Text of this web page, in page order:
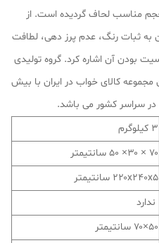
مناسب لحاف گردیده است. از
ﺛﺒﺎت رﻧﮓ، ﻋﺪم ﭘﺮز دﻫﯽ، ﻟﻄﺎﻓﺖ
بودن آن اشاره کرد. گروه تولیدی
مجموعه کالای خواب در ایران با بیش
3 کیلوگرم
۷۰ × ۳۰× ۵۰ سانتیمتر
۲۲۰x۲۴۰x۵ سانتیمتر
ندارد
۵۰×۷۰ سانتیمتر